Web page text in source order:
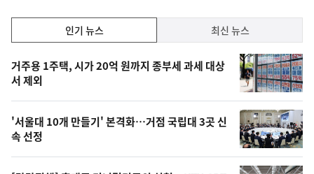
락
기,
최
신,
오
늘
의
인기 뉴스 최신 뉴스
기
뉴
스
거주용 1주택, 시가 20억 원까지 종부세 과세 대상
서 제외
'서울대 10개 만들기' 본격화…거점 국립대 3곳 신
속 선정